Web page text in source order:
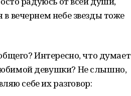
вечернем небе звезды тоже
Интересно, что думает
девушки? Не слышно,
себе их разговор: